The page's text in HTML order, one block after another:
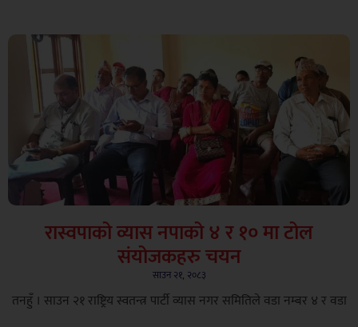
रास्वपाको व्यास नपाको ४ र १० मा टोल
संयोजकहरु चयन
साउन २१, २०८३
तनहुँ । साउन २१ राष्ट्रिय स्वतन्त्र पार्टी व्यास नगर समितिले वडा नम्बर ४ र वडा